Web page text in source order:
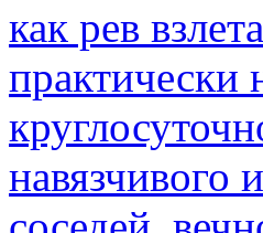
как рев
навязчивого